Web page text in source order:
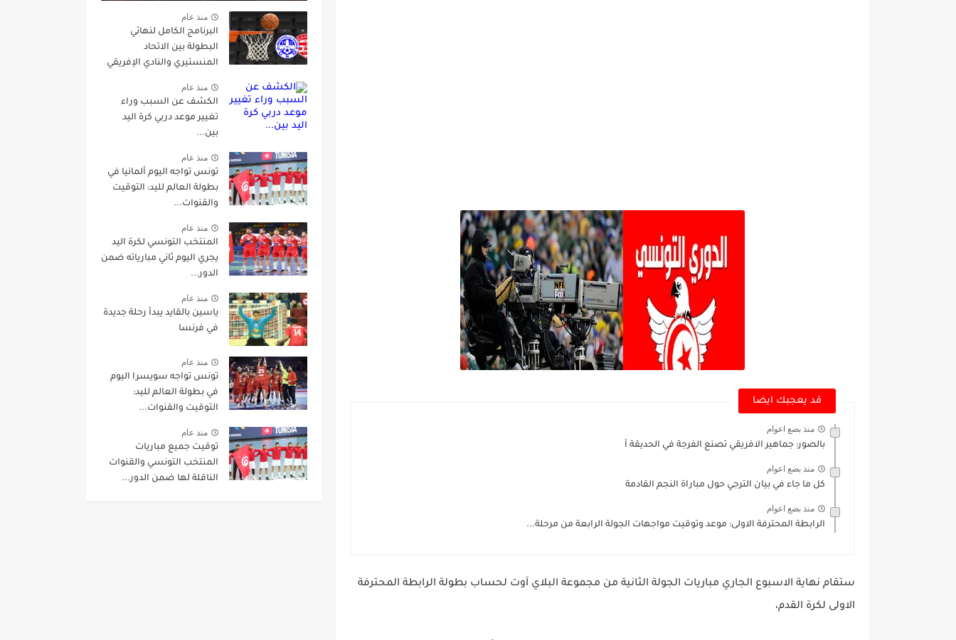
قد يعجبك ايضا
منذ بضع اعوام
بالصور: جماهير الافريقي تصنع الفرجة في الحديقة أ
منذ بضع اعوام
كل ما جاء في بيان الترجي حول مباراة النجم القادمة
منذ بضع اعوام
الرابطة المحترفة الاولى: موعد وتوقيت مواجهات الجولة الرابعة من مرحلة...
ستقام نهاية الاسبوع الجاري مباريات الجولة الثانية من مجموعة البلاي آوت لحساب بطولة الرابطة المحترفة
الاولى لكرة القدم،
منذ عام
البرنامج الكامل لنهائي
البطولة بين الاتحاد
المنستيري والنادي الإفريقي
منذ عام
الكشف عن السبب وراء
تغيير موعد دربي كرة اليد
بين...
منذ عام
تونس تواجه اليوم ألمانيا في
بطولة العالم لليد: التوقيت
والقنوات...
منذ عام
المنتخب التونسي لكرة اليد
يجري اليوم ثاني مبارياته ضمن
الدور...
منذ عام
ياسين بالقايد يبدأ رحلة جديدة
في فرنسا
منذ عام
تونس تواجه سويسرا اليوم
في بطولة العالم لليد:
التوقيت والقنوات...
منذ عام
توقيت جميع مباريات
المنتخب التونسي والقنوات
الناقلة لها ضمن الدور...